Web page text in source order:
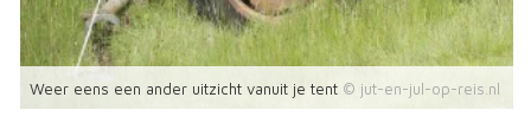
Weer eens een ander uitzicht vanuit je tent